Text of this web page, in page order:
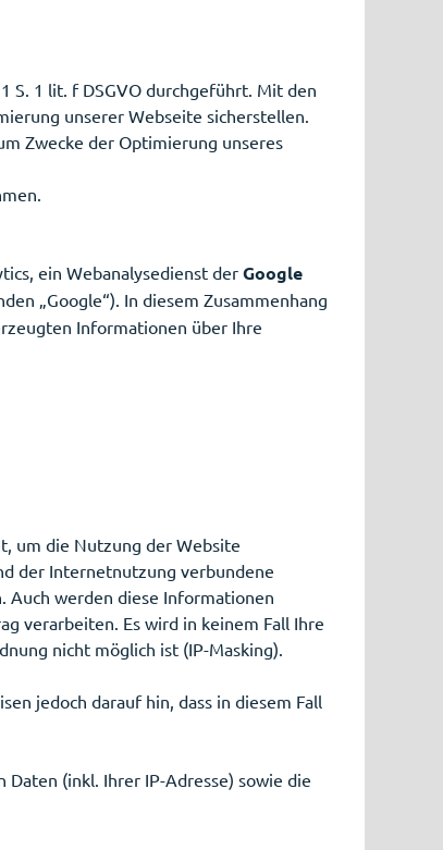
S. 1 lit. f DSGVO durchgeführt. Mit den
unserer Webseite sicherstellen.
Zwecke der Optimierung unseres
ein Webanalysedienst der Google
„Google“). In diesem Zusammenhang
Informationen über Ihre
um die Nutzung der Website
der Internetnutzung verbundene
Auch werden diese Informationen
verarbeiten. Es wird in keinem Fall Ihre
nicht möglich ist (IP-Masking).
jedoch darauf hin, dass in diesem Fall
(inkl. Ihrer IP-Adresse) sowie die